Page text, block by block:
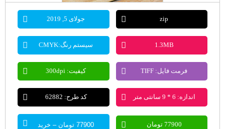
zip جولای 5, 2019
1.3MB سیستم رنگ:CMYK
فرمت فایل: TIFF کیفیت: 300dpi
اندازه: 6 * 9 سانتی متر کد طرح: 62882
77900 تومان 77900 تومان – خرید